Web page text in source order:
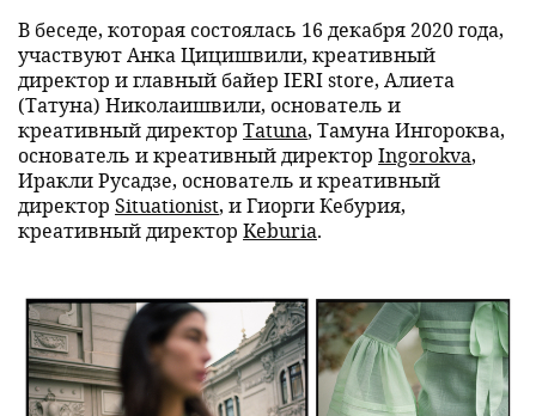
В беседе, которая состоялась 16 декабря 2020 года,
участвуют Анка Цицишвили, креативный
директор и главный байер IERI store, Алиета
(Татуна) Николаишвили, основатель и
креативный директор Tatuna, Тамуна Ингороква,
основатель и креативный директор Ingorokva,
Иракли Русадзе, основатель и креативный
директор Situationist, и Гиорги Кебурия,
креативный директор Keburia.